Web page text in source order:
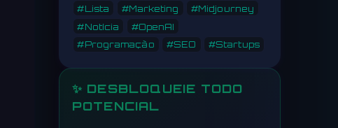
#Lista
#Marketing
#Midjourney
#Notícia
#OpenAI
#Programação
#SEO #Startups
✨ DESBLOQUEIE TODO
POTENCIAL